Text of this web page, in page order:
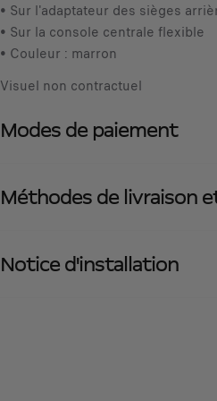
• Sur l'adaptateur des sièges
• Sur la console centrale flexible
• Couleur : marron
Visuel non contractuel
Modes de paiement
Méthodes de livraison
Notice d'installation